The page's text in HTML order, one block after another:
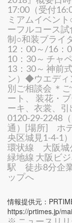
17:00（受付
ミアムイベン
ーフルコース
制○和装ブライ
12：00～/16：
10：30～ チャ
13：30～ 神前
ン）◆ウエディ
別ご相談会 ＊
ート、 装花・
ーキ、衣裳、
0120-29-2248
通）[場所] ホ
央区城見1-4-1
環状線 大阪城
緑地線 大阪ビ
駅 徒歩8分企
ップへ
情報提供元：
https://prtimes.jp/